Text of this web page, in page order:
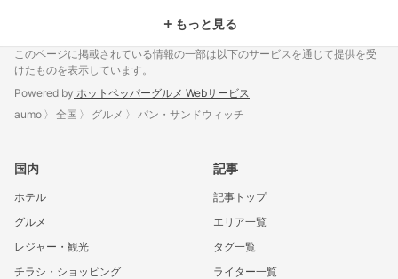
＋ もっと見る
このページに掲載されている情報の一部は以下のサービスを通じて提供を受
けたものを表示しています。
Powered by ホットペッパーグルメ Webサービス
aumo
全国 グルメ パン・サンドウィッチ
国内
ホテル
グルメ
レジャー・観光
チラシ・ショッピング
記事
記事トップ
エリア一覧
タグ一覧
ライター一覧